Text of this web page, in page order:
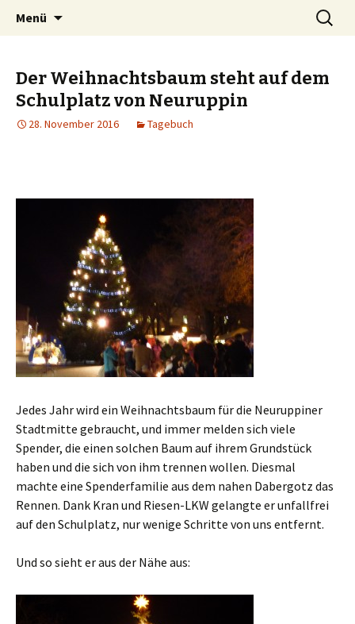
Peter Grau
Menü
Suchen
nach:
Der Weihnachtsbaum steht auf dem
Schulplatz von Neuruppin
28. November 2016 Tagebuch
Jedes Jahr wird ein Weihnachtsbaum für die Neuruppiner
Stadtmitte gebraucht, und immer melden sich viele
Spender, die einen solchen Baum auf ihrem Grundstück
haben und die sich von ihm trennen wollen. Diesmal
machte eine Spenderfamilie aus dem nahen Dabergotz das
Rennen. Dank Kran und Riesen-LKW gelangte er unfallfrei
auf den Schulplatz, nur wenige Schritte von uns entfernt.
Und so sieht er aus der Nähe aus: